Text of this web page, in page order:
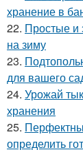
хранение в
22. Простые и
на зиму
23.
для вашего
24. Урожай
хранения
25.
определить